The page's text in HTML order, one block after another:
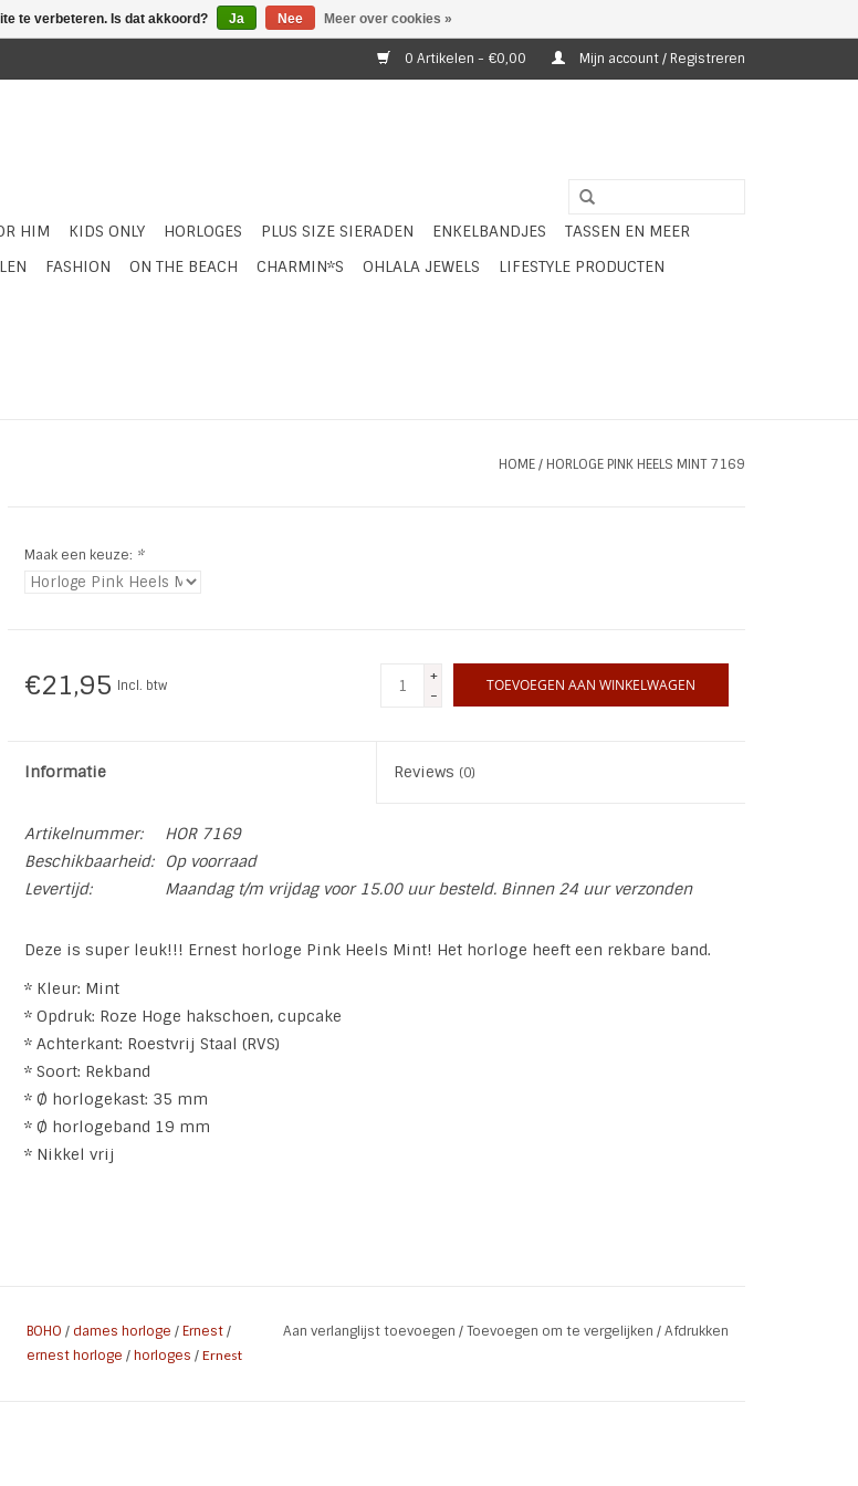
0 Artikelen - €0,00 Mijn account / Registreren
HIM KIDS ONLY HORLOGES PLUS SIZE SIERADEN ENKELBANDJES
TASSEN EN MEER
FASHION ON THE BEACH CHARMIN*S OHLALA JEWELS
LIFESTYLE PRODUCTEN
HOME/ HORLOGE PINK HEELS MINT 7169
Maak een keuze: *
€21,95 Incl. btw
+
-
TOEVOEGEN AAN WINKELWAGEN
Informatie Reviews (0)
Artikelnummer:
HOR 7169
Beschikbaarheid:
Op voorraad
Levertijd:
Maandag t/m vrijdag voor 15.00 uur besteld. Binnen 24 uur verzonden
Deze is super leuk!!! Ernest horloge Pink Heels Mint! Het horloge heeft een rekbare band.
* Kleur: Mint
* Opdruk: Roze Hoge hakschoen, cupcake
* Achterkant: Roestvrij Staal (RVS)
* Soort: Rekband
* Ø horlogekast: 35 mm
* Ø horlogeband 19 mm
* Nikkel vrij
BOHO / dames horloge /Ernest/
ernest horloge /horloges / Ernest
Aan verlanglijst toevoegen /Toevoegen om te vergelijken /Afdrukken
te verbeteren. Is dat akkoord? Ja Nee Meer over cookies »